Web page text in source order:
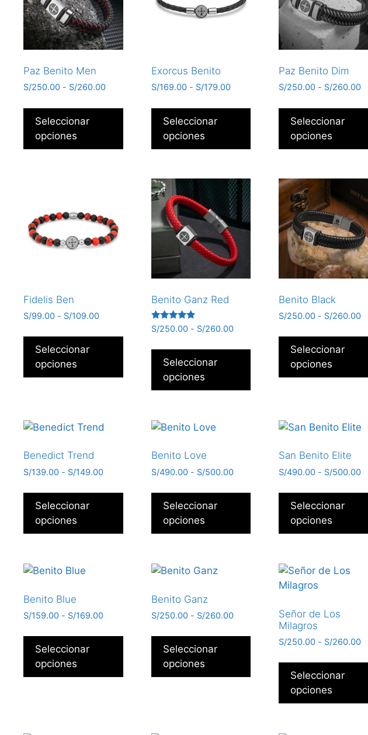
Paz Benito Men
S/250.00 - S/260.00
Seleccionar
opciones
Exorcus Benito
S/169.00 - S/179.00
Seleccionar
opciones
Paz Benito Dim
S/250.00 - S/260.00
Seleccionar
opciones
Fidelis Ben
S/99.00 - S/109.00
Seleccionar
opciones
Benito Ganz Red
Valorado
con
de 5
S/250.00 - S/260.00
Seleccionar
opciones
Benito Black
S/250.00 - S/260.00
Seleccionar
opciones
Benedict Trend
S/139.00 - S/149.00
Seleccionar
opciones
Benito Love
S/490.00 - S/500.00
Seleccionar
opciones
San Benito Elite
S/490.00 - S/500.00
Seleccionar
opciones
Benito Blue
S/159.00 - S/169.00
Seleccionar
opciones
Benito Ganz
S/250.00 - S/260.00
Seleccionar
opciones
Señor de Los
Milagros
S/250.00 - S/260.00
Seleccionar
opciones